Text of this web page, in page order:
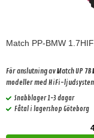
Match PP-BMW
För anslutning av Match UP 7BMW för
modeller med HiFi-
Snabblager 1-3 dagar
Fåtal i lagershop Göteborg